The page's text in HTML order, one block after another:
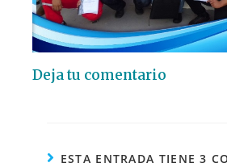
Deja tu comentario
ESTA ENTRADA TIENE 3